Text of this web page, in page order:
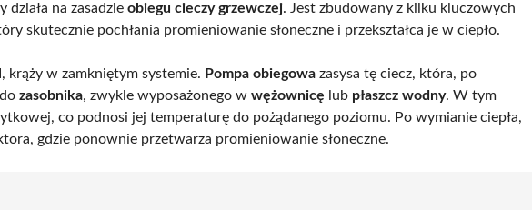
działa na zasadzie obiegu cieczy grzewczej. Jest zbudowany z kilku kluczowych
skutecznie pochłania promieniowanie słoneczne i przekształca je w ciepło.
, krąży w zamkniętym systemie. Pompa obiegowa zasysa tę ciecz, która, po
zasobnika, zwykle wyposażonego w wężownicę lub płaszcz wodny. W tym
co podnosi jej temperaturę do pożądanego poziomu. Po wymianie ciepła,
gdzie ponownie przetwarza promieniowanie słoneczne.